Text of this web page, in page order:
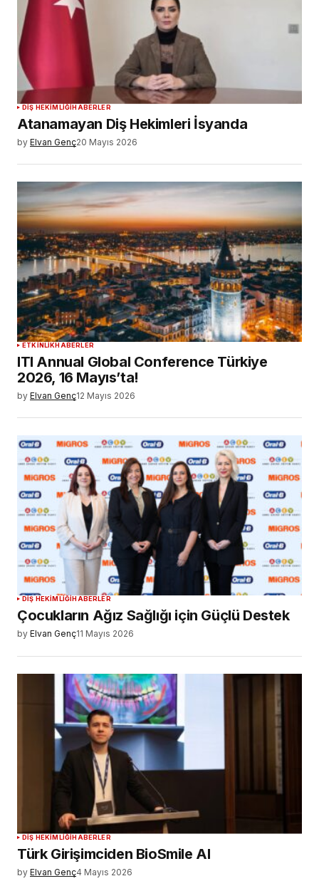
DIŞ HEKIMLIĞIHABERLER
Atanamayan Diş Hekimleri İsyanda
by Elvan Genç20 Mayıs 2026
ETKINLIKHABERLER
ITI Annual Global Conference Türkiye
2026, 16 Mayıs’ta!
by Elvan Genç12 Mayıs 2026
DIŞ HEKIMLIĞIHABERLER
Çocukların Ağız Sağlığı için Güçlü Destek
by Elvan Genç11 Mayıs 2026
DIŞ HEKIMLIĞIHABERLER
Türk Girişimciden BioSmile AI
by Elvan Genç4 Mayıs 2026